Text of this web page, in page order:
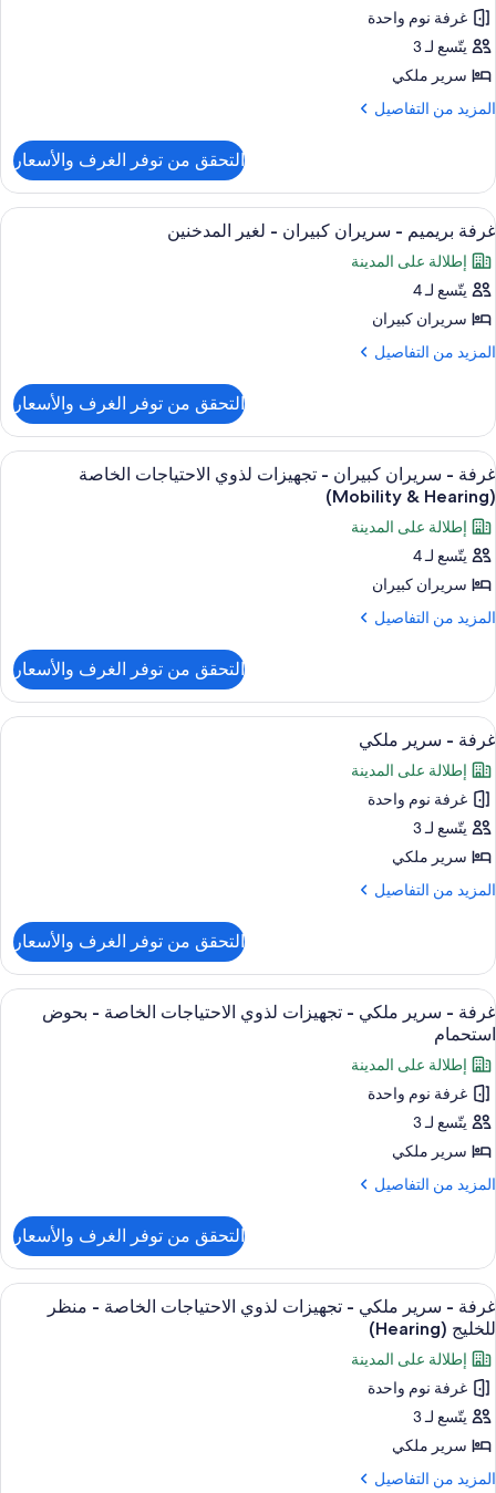
منظر
للخليج
(Disney
View)
غرفة
بريميم
-
سرير
ملكي
غرفة نوم واحدة
يتّسع لـ 3
سرير ملكي
المزيد من التفاصيل
المزيد
غرفة
بريميم
-
سرير
ملكي
التحقق من توفر الغرف والأسعار
استعراض
جميع
صور
غرفة
بريميم
-
-
لغير
المدخنين
أغطية فراش متميزة وألحفة محشوة
5
غرفة بريميم - سريران كبيران - لغير المدخنين
إطلالة على المدينة
يتّسع لـ 4
سريران كبيران
المزيد من التفاصيل
المزيد
غرفة
بريميم
-
سريران
كبيران
-
لغير
المدخنين
التحقق من توفر الغرف والأسعار
استعراض
جميع
صور
غرفة
-
سريران
كبيران
لذوي
الاحتياجات
الخاصة
(Mobility
&
Hearing)
أغطية فراش متميزة وألحفة محشوة
4
غرفة - سريران كبيران - تجهيزات لذوي الاحتياجات الخاصة
(Mobility & Hearing)
إطلالة على المدينة
يتّسع لـ 4
سريران كبيران
المزيد من التفاصيل
المزيد
غرفة
سريران
كبيران
-
تجهيزات
لذوي
الاحتياجات
الخاصة
&
التحقق من توفر الغرف والأسعار
استعراض
جميع
صور
غرفة
-
سرير
ملكي
أغطية فراش متميزة وألحفة محشوة
3
غرفة - سرير ملكي
إطلالة على المدينة
غرفة نوم واحدة
يتّسع لـ 3
سرير ملكي
المزيد من التفاصيل
المزيد
غرفة
سرير
ملكي
التحقق من توفر الغرف والأسعار
استعراض
جميع
صور
غرفة
-
سرير
ملكي
-
الاحتياجات
الخاصة
-
بحوض
استحمام
أغطية فراش متميزة وألحفة محشوة
3
غرفة - سرير ملكي - تجهيزات لذوي الاحتياجات الخاصة - بحوض
استحمام
إطلالة على المدينة
غرفة نوم واحدة
يتّسع لـ 3
سرير ملكي
المزيد من التفاصيل
المزيد
غرفة
سرير
ملكي
تجهيزات
لذوي
الاحتياجات
الخاصة
-
استحمام
التحقق من توفر الغرف والأسعار
استعراض
جميع
صور
غرفة
-
سرير
ملكي
-
أغطية فراش متميزة وألحفة محشوة
3
غرفة - سرير ملكي - تجهيزات لذوي الاحتياجات الخاصة - منظر
للخليج (Hearing)
إطلالة على المدينة
غرفة نوم واحدة
يتّسع لـ 3
سرير ملكي
المزيد من التفاصيل
المزيد